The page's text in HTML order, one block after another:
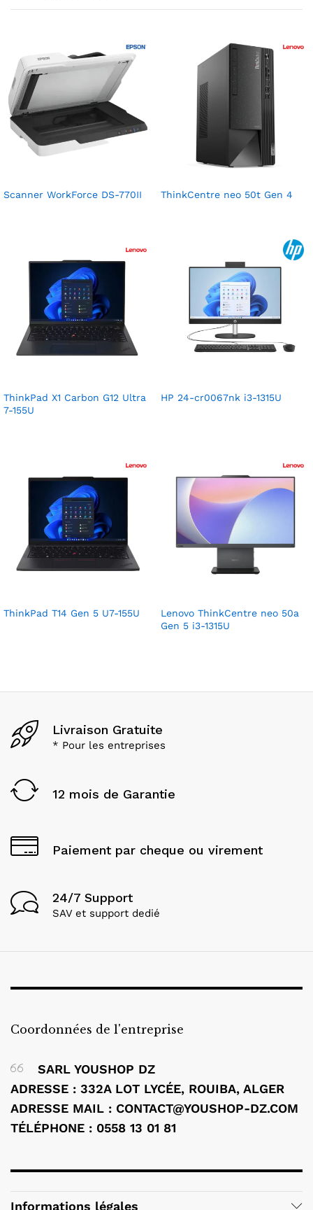
Scanner WorkForce DS-770II ThinkCentre neo 50t Gen 4
ThinkPad X1 Carbon G12 Ultra
7-155U
HP 24-cr0067nk i3-1315U
ThinkPad T14 Gen 5 U7-155U
Lenovo ThinkCentre neo 50a
Gen 5 i3-1315U
Livraison Gratuite
* Pour les entreprises
12 mois de Garantie
Paiement par cheque ou virement
24/7 Support
SAV et support dedié
Coordonnées de l'entreprise
SARL YOUSHOP DZ
ADRESSE : 332A LOT LYCÉE, ROUIBA, ALGER
ADRESSE MAIL : CONTACT@YOUSHOP-DZ.COM
TÉLÉPHONE : 0558 13 01 81
Informations légales